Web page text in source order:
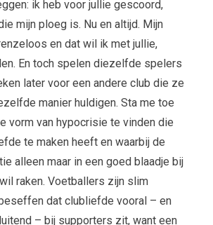
ik heb voor jullie gescoord,
mijn ploeg is. Nu en altijd. Mijn
en dat wil ik met jullie,
En toch spelen diezelfde spelers
later voor een andere club die ze
manier huldigen. Sta me toe
vorm van hypocrisie te vinden die
te maken heeft en waarbij de
alleen maar in een goed blaadje bij
raken. Voetballers zijn slim
dat clubliefde vooral – en
– bij supporters zit, want een